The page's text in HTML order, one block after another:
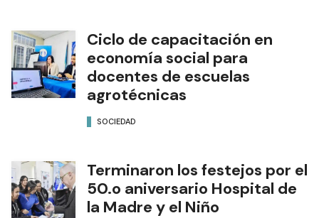
Ciclo de capacitación en
economía social para
docentes de escuelas
agrotécnicas
SOCIEDAD
Terminaron los festejos por el
50.o aniversario Hospital de
la Madre y el Niño